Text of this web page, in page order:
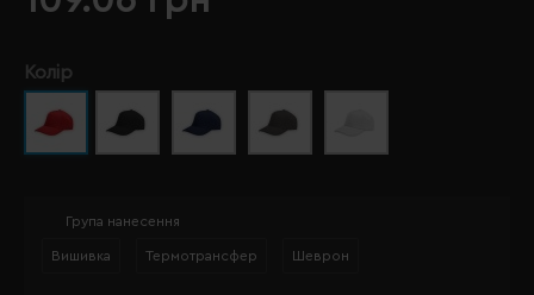
Колір
Група нанесення
Вишивка Термотрансфер Шеврон